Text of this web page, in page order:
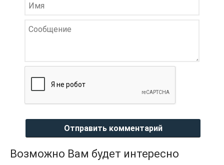
Отправить комментарий
Возможно Вам будет интересно